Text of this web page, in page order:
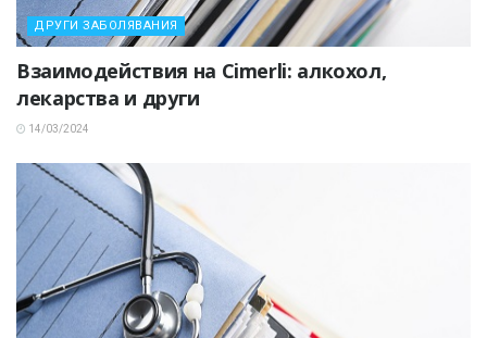
ДРУГИ ЗАБОЛЯВАНИЯ
Взаимодействия на Cimerli: алкохол,
лекарства и други
14/03/2024